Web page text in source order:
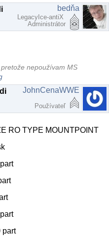
bedňa
LegacyIce-antiX
Administrátor
nepoužívam MS
JohnCenaWWE
Používateľ
RO TYPE MOUNTPOINT